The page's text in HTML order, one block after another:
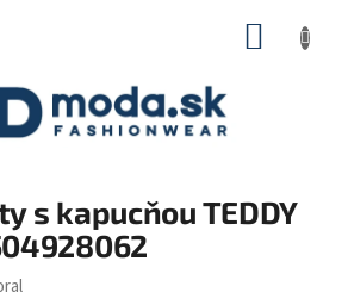
s kapucňou TEDDY